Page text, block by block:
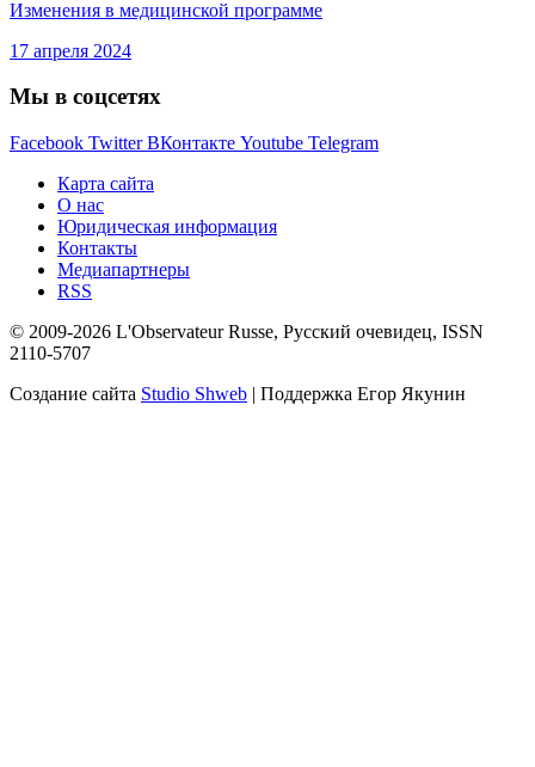
Изменения в медицинской программе
17 апреля 2024
Мы в соцсетях
Facebook Twitter ВКонтакте Youtube Telegram
Карта сайта
О нас
Юридическая информация
Контакты
Медиапартнеры
RSS
© 2009-2026 L'Observateur Russe, Русский очевидец, ISSN
2110-5707
Создание сайта Studio Shweb | Поддержка Егор Якунин